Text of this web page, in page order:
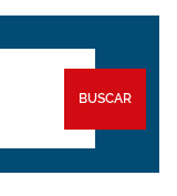
BUSCAR